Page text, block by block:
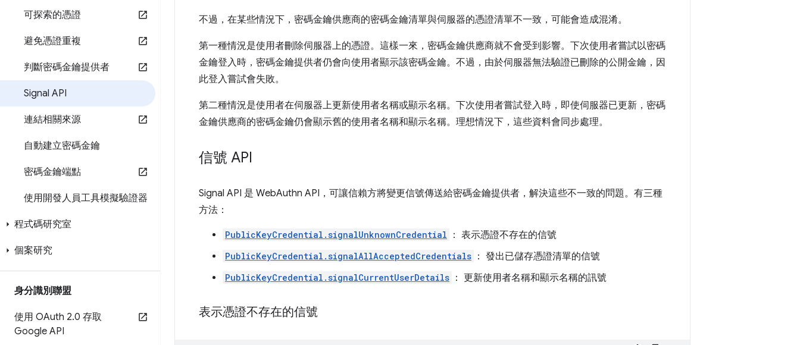
可探索的憑證
避免憑證重複
判斷密碼金鑰提供者
Signal API
連結相關來源
自動建立密碼金鑰
密碼金鑰端點
使用開發人員工具模擬驗證器
程式碼研究室
個案研究
身分識別聯盟
使用 OAuth 2.0 存取
Google API
不過，在某些情況下，密碼金鑰供應商的密碼金鑰清單與伺服器的憑證清單不一致，可能會造成混淆。
第一種情況是使用者刪除伺服器上的憑證。這樣一來，密碼金鑰供應商就不會受到影響。下次使用者嘗試以密碼
金鑰登入時，密碼金鑰提供者仍會向使用者顯示該密碼金鑰。不過，由於伺服器無法驗證已刪除的公開金鑰，因
此登入嘗試會失敗。
第二種情況是使用者在伺服器上更新使用者名稱或顯示名稱。下次使用者嘗試登入時，即使伺服器已更新，密碼
金鑰供應商的密碼金鑰仍會顯示舊的使用者名稱和顯示名稱。理想情況下，這些資料會同步處理。
信號 API
Signal API 是 WebAuthn API，可讓信賴方將變更信號傳送給密碼金鑰提供者，解決這些不一致的問題。有三種
方法：
PublicKeyCredential.signalUnknownCredential ： 表示憑證不存在的信號
PublicKeyCredential.signalAllAcceptedCredentials ： 發出已儲存憑證清單的信號
PublicKeyCredential.signalCurrentUserDetails ： 更新使用者名稱和顯示名稱的訊號
表示憑證不存在的信號